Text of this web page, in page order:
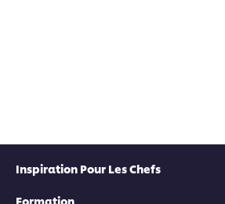
Inspiration Pour Les Chefs
Formation